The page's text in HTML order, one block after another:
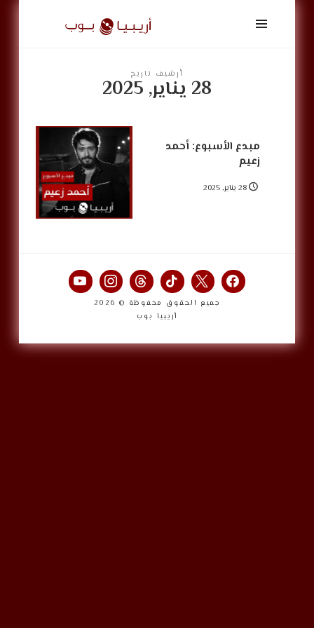
أريبيا
بوب
ArabiaPopأرشيف تاريخ
28 يناير, 2025
مبدع الأسبوع: أحمد
زعيم
28 يناير, 2025
جميع الحقوق محفوظة © 2026
أريبيا بوب